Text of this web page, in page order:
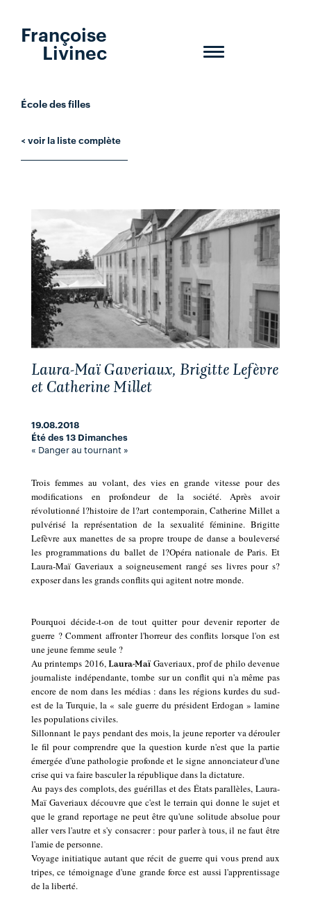
Toggle
Françoise
Livinec
École des filles
< voir la liste complète
Laura-Maï Gaveriaux, Brigitte Lefèvre
et Catherine Millet
19.08.2018
Été des 13 Dimanches
« Danger au tournant »
Trois femmes au volant, des vies en grande vitesse pour des
modifications en profondeur de la société. Après avoir
révolutionné l?histoire de l?art contemporain, Catherine Millet a
pulvérisé la représentation de la sexualité féminine. Brigitte
Lefèvre aux manettes de sa propre troupe de danse a bouleversé
les programmations du ballet de l?Opéra nationale de Paris. Et
Laura-Maï Gaveriaux a soigneusement rangé ses livres pour s?
exposer dans les grands conflits qui agitent notre monde.
Pourquoi décide-t-on de tout quitter pour devenir reporter de
guerre ? Comment affronter l'horreur des conflits lorsque l'on est
une jeune femme seule ?
Au printemps 2016,Laura-Maï Gaveriaux, prof de philo devenue
journaliste indépendante, tombe sur un conflit qui n'a même pas
encore de nom dans les médias : dans les régions kurdes du sud-
est de la Turquie, la « sale guerre du président Erdogan » lamine
les populations civiles.
Sillonnant le pays pendant des mois, la jeune reporter va dérouler
le fil pour comprendre que la question kurde n'est que la partie
émergée d'une pathologie profonde et le signe annonciateur d'une
crise qui va faire basculer la république dans la dictature.
Au pays des complots, des guérillas et des États parallèles, Laura-
Maï Gaveriaux découvre que c'est le terrain qui donne le sujet et
que le grand reportage ne peut être qu'une solitude absolue pour
aller vers l'autre et s'y consacrer : pour parler à tous, il ne faut être
l'amie de personne.
Voyage initiatique autant que récit de guerre qui vous prend aux
tripes, ce témoignage d'une grande force est aussi l'apprentissage
de la liberté.